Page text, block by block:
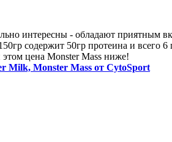
интересны - обладают приятным
содержит 50гр протеина и всего
цена Monster Mass ниже!
Milk, Monster Mass от CytoSport